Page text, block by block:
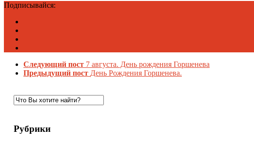
Подписывайся:
Следующий пост 7 августа. День рождения Горшенева
Предыдущий пост День Рождения Горшенева.
Рубрики